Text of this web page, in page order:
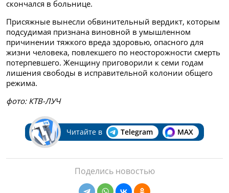
скончался в больнице.
Присяжные вынесли обвинительный вердикт, которым
подсудимая признана виновной в умышленном
причинении тяжкого вреда здоровью, опасного для
жизни человека, повлекшего по неосторожности смерть
потерпевшего. Женщину приговорили к семи годам
лишения свободы в исправительной колонии общего
режима.
фото: КТВ-ЛУЧ
Читайте в Telegram MAX
Поделись новостью